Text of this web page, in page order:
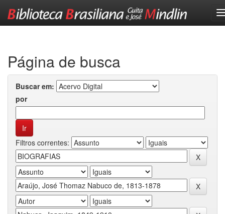
Página de busca
Buscar em:
por
Filtros correntes: